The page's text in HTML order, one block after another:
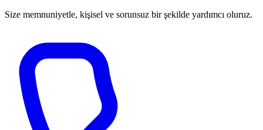
Size memnuniyetle, kişisel ve sorunsuz bir şekilde yardımcı oluruz.